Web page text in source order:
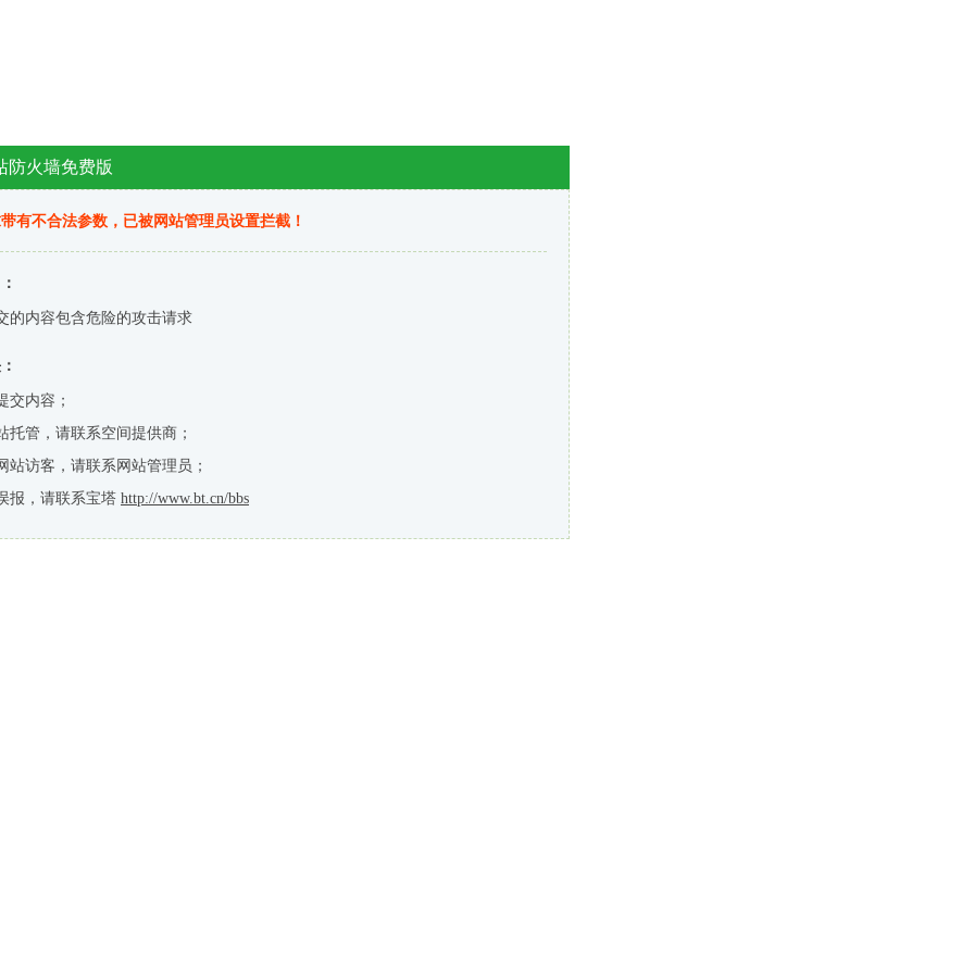
防火墙免费版
有不合法参数，已被网站管理员设置拦截！
的内容包含危险的攻击请求
交内容；
托管，请联系空间提供商；
站访客，请联系网站管理员；
报，请联系宝塔 http://www.bt.cn/bbs